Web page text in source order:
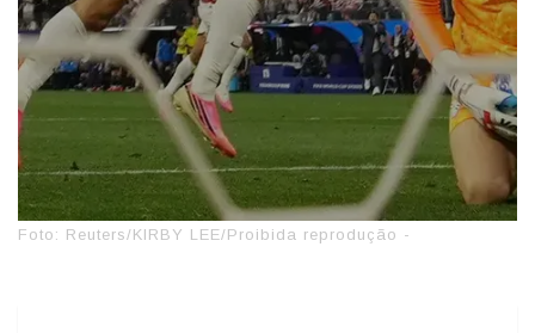
Foto: Reuters/KIRBY LEE/Proibida reprodução -